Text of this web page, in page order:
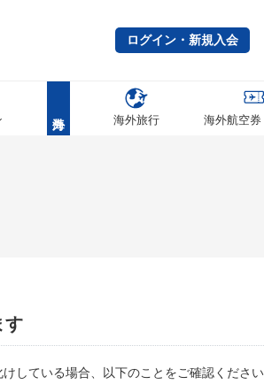
ログイン・新規入会
海外旅行 海外航空
す
している場合、以下のことをご確認ください